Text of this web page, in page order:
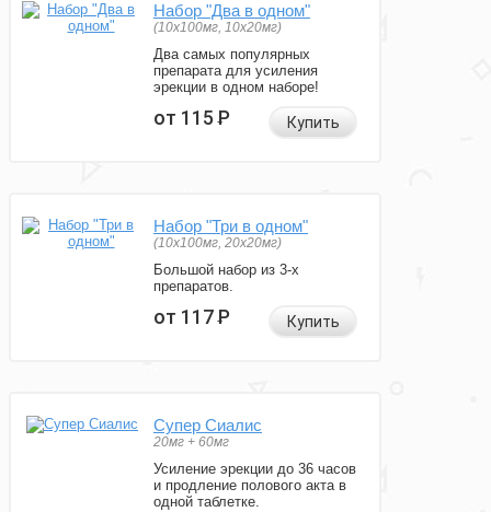
Набор "Два в одном"
(10x100мг, 10x20мг)
Два самых популярных
препарата для усиления
эрекции в одном наборе!
от 115Р Купить
Набор "Три в одном"
(10x100мг, 20x20мг)
Большой набор из 3-х
препаратов.
от 117Р Купить
Супер Сиалис
20мг + 60мг
Усиление эрекции до 36 часов
и продление полового акта в
одной таблетке.